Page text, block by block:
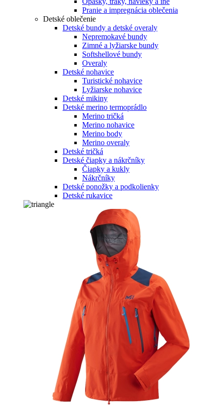
Pranie a impregnácia oblečenia
Detské oblečenie
Detské bundy a detské overaly
Nepremokavé bundy
Zimné a lyžiarske bundy
Softshellové bundy
Overaly
Detské nohavice
Turistické nohavice
Lyžiarske nohavice
Detské mikiny
Detské merino termoprádlo
Merino tričká
Merino nohavice
Merino body
Merino overaly
Detské tričká
Detské čiapky a nákrčníky
Čiapky a kukly
Nákrčníky
Detské ponožky a podkolienky
Detské rukavice